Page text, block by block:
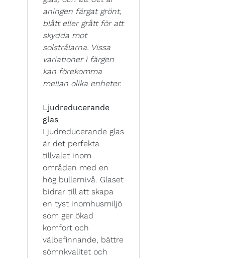
aningen färgat grönt,
blått eller grått för att
skydda mot
solstrålarna. Vissa
variationer i färgen
kan förekomma
mellan olika enheter.
Ljudreducerande
glas
Ljudreducerande glas
är det perfekta
tillvalet inom
områden med en
hög bullernivå. Glaset
bidrar till att skapa
en tyst inomhusmiljö
som ger ökad
komfort och
välbefinnande, bättre
sömnkvalitet och